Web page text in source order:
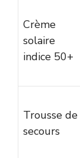
Crème
solaire
indice 50+
Trousse de
secours